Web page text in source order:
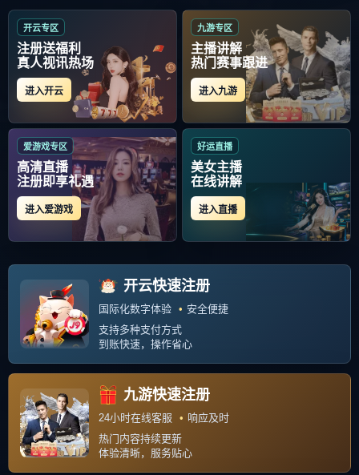
体育科技/政策法规变化
全部 科学健身方法 体育科技/政策法规变化
Fatal error: Allowed memory size of 134217728 bytes
exhausted (tried to allocate 32768 bytes) in
/www/wwwroot/kaiyun-
lols15.com/zb_system/function/lib/thumb.php